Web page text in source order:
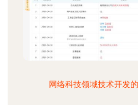
网络科技领域技术开发